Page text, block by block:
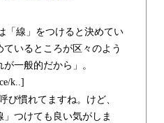
「線」をつけると決めてい
いるところが区々のよう
一般的だから」。
k..]
び慣れてますね。けど、
」つけても良い気がしま